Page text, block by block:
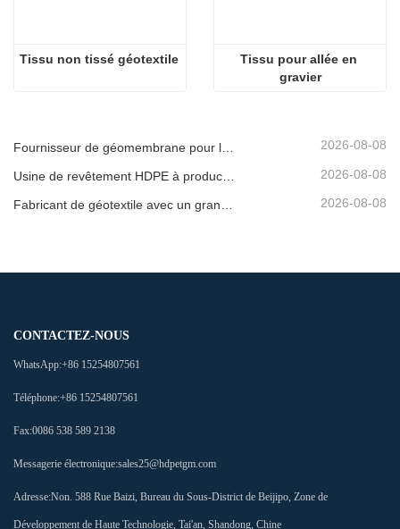
Tissu non tissé géotextile
Tissu pour allée en
gravier
2026-08-08
2026-08-08
Fabricant de géotextile avec un grand inventaire 2026-08-08
CONTACTEZ-NOUS
WhatsApp:+86 15254807561
Téléphone:+86 15254807561
Fax:0086 538 589 2138
Messagerie électronique:sales25@hdpetgm.com
Adresse:Non. 588 Rue Baizi, Bureau du Sous-District de Beijipo, Zone de
Développement de Haute Technologie, Tai'an, Shandong, Chine